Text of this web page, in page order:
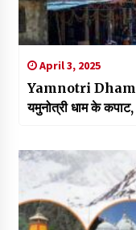
April 3, 2025
Yamnotri Dham
यमुनोत्री धाम के